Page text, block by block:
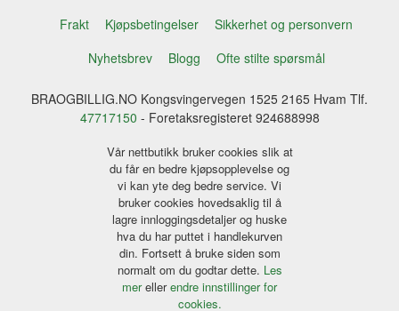
Frakt Kjøpsbetingelser
Sikkerhet og personvern
Nyhetsbrev
Blogg Ofte stilte spørsmål
BRAOGBILLIG.NO Kongsvingervegen 1525 2165 Hvam Tlf.
47717150 - Foretaksregisteret 924688998
Vår nettbutikk bruker cookies slik at
du får en bedre kjøpsopplevelse og
vi kan yte deg bedre service. Vi
bruker cookies hovedsaklig til å
lagre innloggingsdetaljer og huske
hva du har puttet i handlekurven
din. Fortsett å bruke siden som
normalt om du godtar dette. Les
merellerendre innstillinger for
cookies.